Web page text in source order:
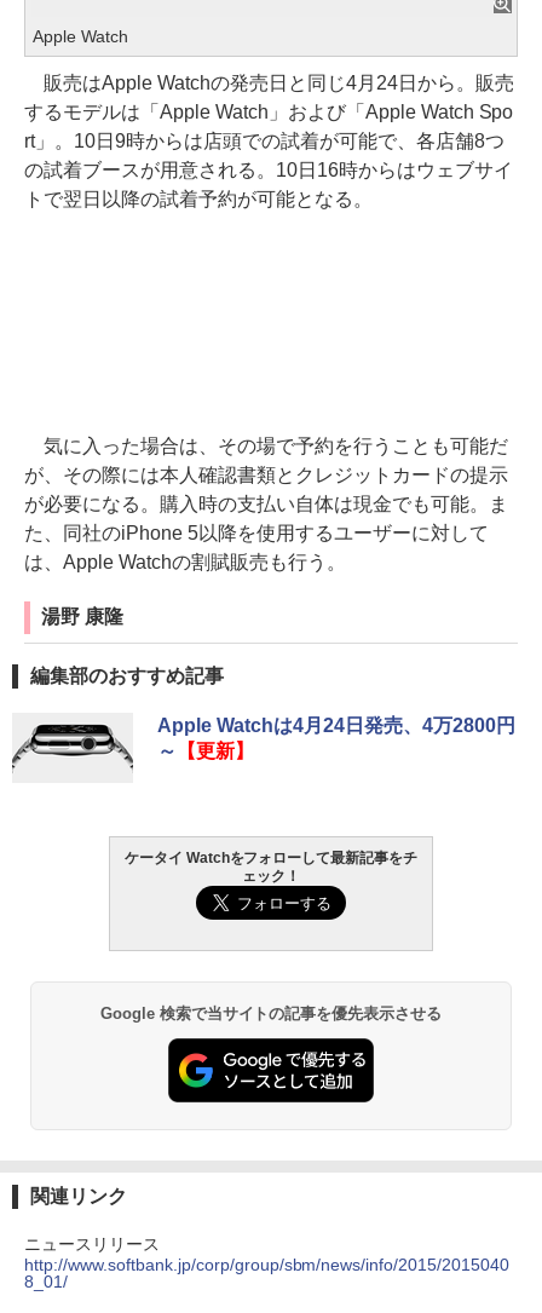
Apple Watch
販売はApple Watchの発売日と同じ4月24日から。販売
するモデルは「Apple Watch」および「Apple Watch Spo
rt」。10日9時からは店頭での試着が可能で、各店舗8つ
の試着ブースが用意される。10日16時からはウェブサイ
トで翌日以降の試着予約が可能となる。
気に入った場合は、その場で予約を行うことも可能だ
が、その際には本人確認書類とクレジットカードの提示
が必要になる。購入時の支払い自体は現金でも可能。ま
た、同社のiPhone 5以降を使用するユーザーに対して
は、Apple Watchの割賦販売も行う。
湯野 康隆
編集部のおすすめ記事
Apple Watchは4月24日発売、4万2800円
～
【更新】
ケータイ Watchをフォローして最新記事をチ
ェック！
Google 検索で当サイトの記事を優先表示させる
関連リンク
ニュースリリース
http://www.softbank.jp/corp/group/sbm/news/info/2015/2015040
8_01/